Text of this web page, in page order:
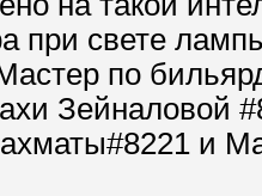
при свете
по
Зейналовой
и